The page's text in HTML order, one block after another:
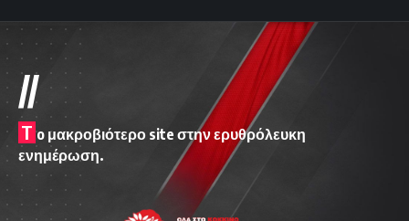
//
T o μακροβιότερο site στην ερυθρόλευκη
ενημέρωση.